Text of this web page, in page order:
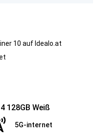
10 auf Idealo.at
128GB Weiß
5G-internet